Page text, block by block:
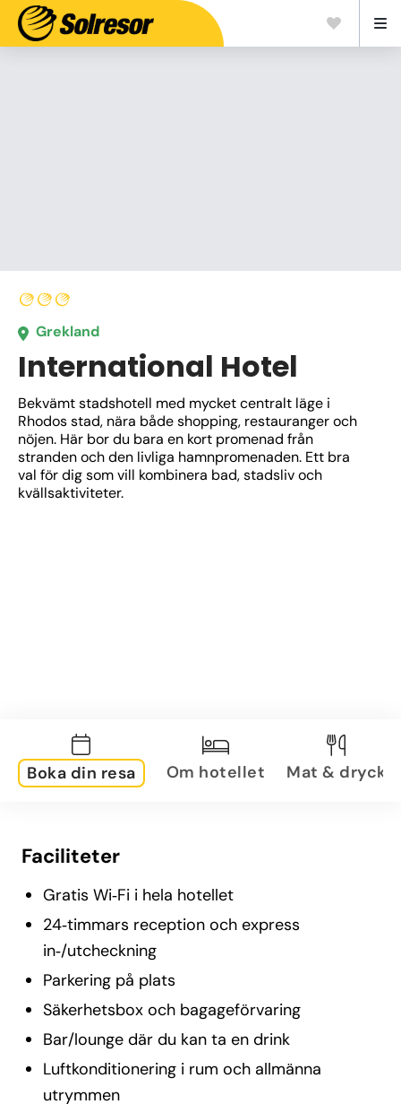
Grekland
International Hotel
Bekvämt stadshotell med mycket centralt läge i
Rhodos stad, nära både shopping, restauranger och
nöjen. Här bor du bara en kort promenad från
stranden och den livliga hamnpromenaden. Ett bra
val för dig som vill kombinera bad, stadsliv och
kvällsaktiviteter.
Boka din resa Om hotellet Mat & dryck
Faciliteter
Gratis Wi‑Fi i hela hotellet
24‑timmars reception och express
in‑/utcheckning
Parkering på plats
Säkerhetsbox och bagageförvaring
Bar/lounge där du kan ta en drink
Luftkonditionering i rum och allmänna
utrymmen